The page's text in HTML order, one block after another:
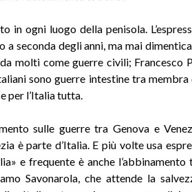
in ogni luogo della penisola.
a seconda degli anni, ma mai
molti come guerre civili; Francesco
sono guerre intestine tra membra
per l’Italia tutta.
sulle guerre tra Genova e
è parte d’Italia. E più volte usa
e frequente è anche l’abbinamento
Savonarola, che attende la